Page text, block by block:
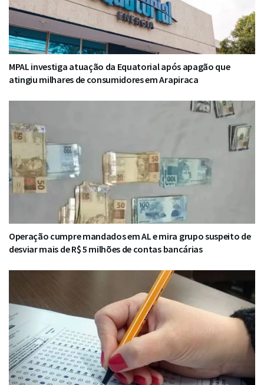
MPAL investiga atuação da Equatorial após apagão que
atingiu milhares de consumidores em Arapiraca
Operação cumpre mandados em AL e mira grupo suspeito de
desviar mais de R$ 5 milhões de contas bancárias